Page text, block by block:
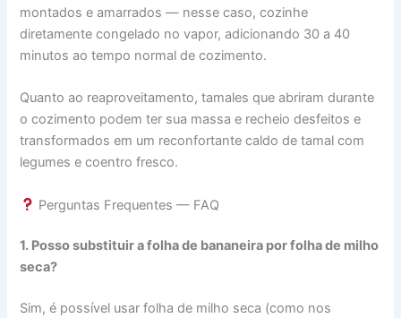
montados e amarrados — nesse caso, cozinhe
diretamente congelado no vapor, adicionando 30 a 40
minutos ao tempo normal de cozimento.
Quanto ao reaproveitamento, tamales que abriram durante
o cozimento podem ter sua massa e recheio desfeitos e
transformados em um reconfortante caldo de tamal com
legumes e coentro fresco.
Perguntas Frequentes — FAQ
1. Posso substituir a folha de bananeira por folha de milho
seca?
Sim, é possível usar folha de milho seca (como nos